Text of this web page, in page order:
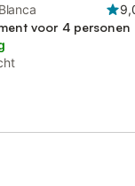
voor 4 personen